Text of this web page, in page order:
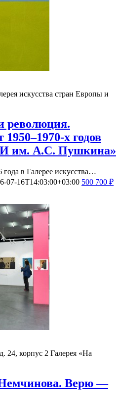
искусства стран Европы и
революция.
х годов
им. А.С. Пушкина»
в Галерее искусства…
07-16T14:03:00+03:00 500 700 ₽
24, корпус 2 Галерея «На
Верю —